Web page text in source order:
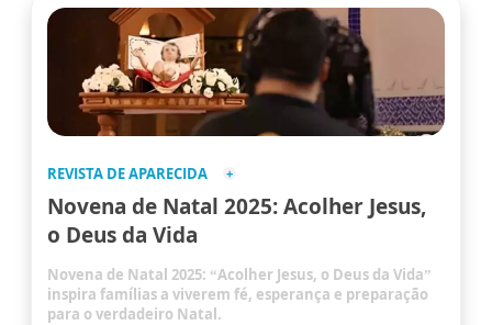
REVISTA DE APARECIDA
Novena de Natal 2025: Acolher Jesus,
o Deus da Vida
Novena de Natal 2025: “Acolher Jesus, o Deus da Vida”
inspira famílias a viverem fé, esperança e preparação
para o verdadeiro Natal.